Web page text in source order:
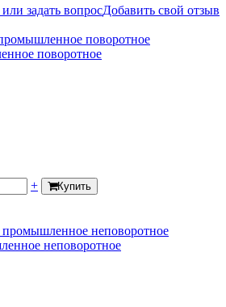
задать вопросДобавить свой отзыв
поворотное
+ Купить
неповоротное